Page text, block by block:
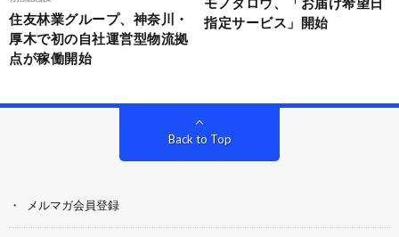
住友林業グループ、神奈川・
厚木で初の自社運営型物流拠
点が稼働開始
指定サービス」開始
Back to Top
メルマガ会員登録